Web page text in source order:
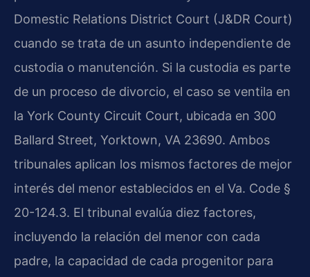
Domestic Relations District Court (J&DR Court)
cuando se trata de un asunto independiente de
custodia o manutención. Si la custodia es parte
de un proceso de divorcio, el caso se ventila en
la York County Circuit Court, ubicada en 300
Ballard Street, Yorktown, VA 23690. Ambos
tribunales aplican los mismos factores de mejor
interés del menor establecidos en el Va. Code §
20-124.3. El tribunal evalúa diez factores,
incluyendo la relación del menor con cada
padre, la capacidad de cada progenitor para